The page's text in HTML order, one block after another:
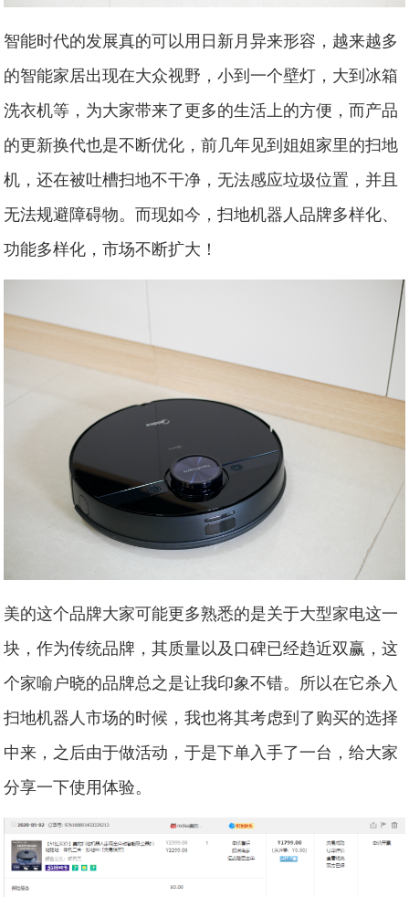
智能时代的发展真的可以用日新月异来形容，越来越多
的智能家居出现在大众视野，小到一个壁灯，大到冰箱
洗衣机等，为大家带来了更多的生活上的方便，而产品
的更新换代也是不断优化，前几年见到姐姐家里的扫地
机，还在被吐槽扫地不干净，无法感应垃圾位置，并且
无法规避障碍物。而现如今，扫地机器人品牌多样化、
功能多样化，市场不断扩大！
美的这个品牌大家可能更多熟悉的是关于大型家电这一
块，作为传统品牌，其质量以及口碑已经趋近双赢，这
个家喻户晓的品牌总之是让我印象不错。所以在它杀入
扫地机器人市场的时候，我也将其考虑到了购买的选择
中来，之后由于做活动，于是下单入手了一台，给大家
分享一下使用体验。